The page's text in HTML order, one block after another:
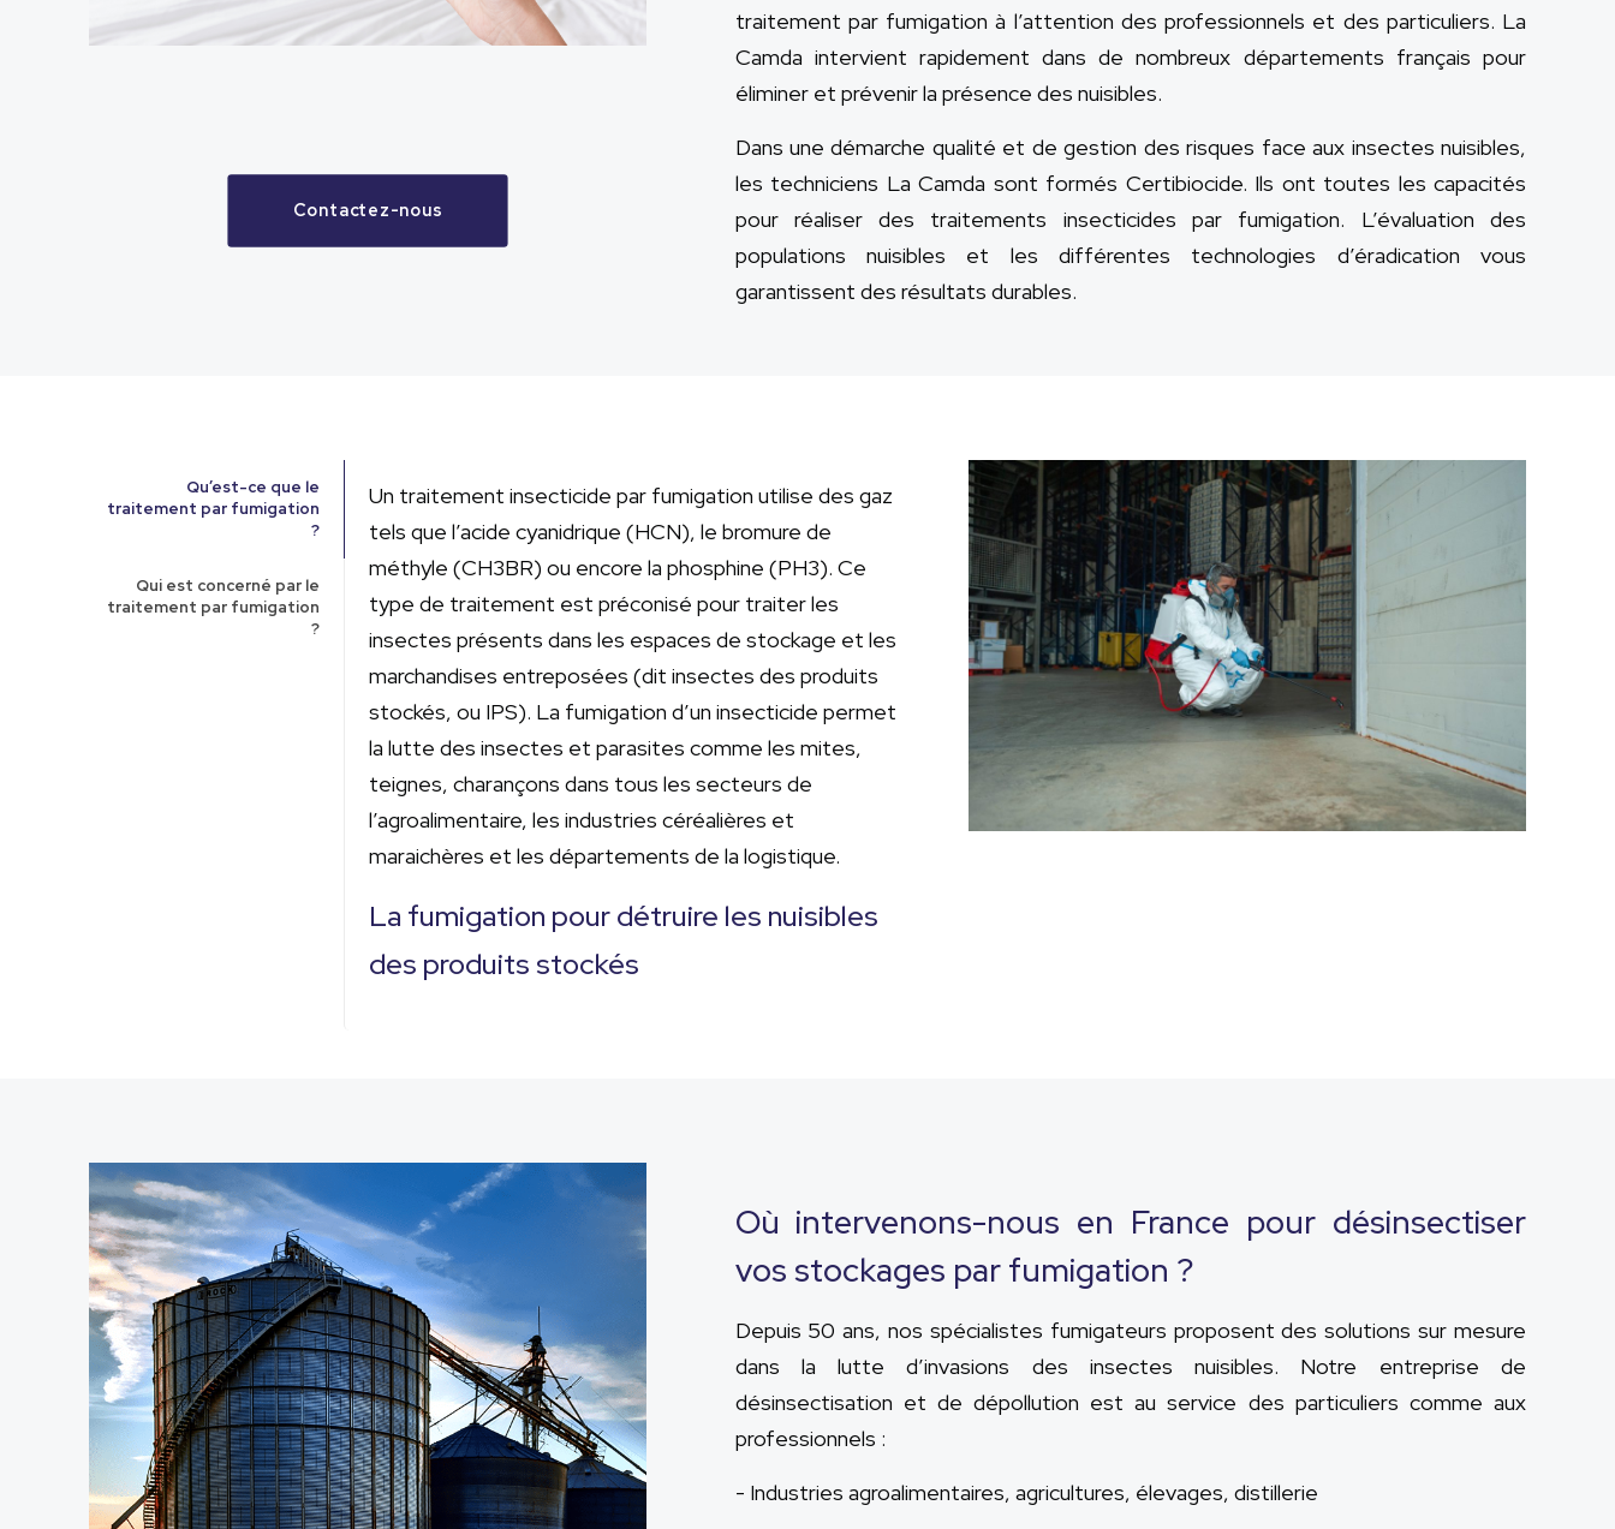
Contactez-nous
traitement par fumigation à l’attention des professionnels et des particuliers. La
Camda intervient rapidement dans de nombreux départements français pour
éliminer et prévenir la présence des nuisibles.
Dans une démarche qualité et de gestion des risques face aux insectes nuisibles,
les techniciens La Camda sont formés Certibiocide. Ils ont toutes les capacités
pour réaliser des traitements insecticides par fumigation. L’évaluation des
populations nuisibles et les différentes technologies d’éradication vous
garantissent des résultats durables.
Qu’est-ce que le
traitement par fumigation
?
Qui est concerné par le
traitement par fumigation
?
Un traitement insecticide par fumigation utilise des gaz
tels que l’acide cyanidrique (HCN), le bromure de
méthyle (CH3BR) ou encore la phosphine (PH3). Ce
type de traitement est préconisé pour traiter les
insectes présents dans les espaces de stockage et les
marchandises entreposées (dit insectes des produits
stockés, ou IPS). La fumigation d’un insecticide permet
la lutte des insectes et parasites comme les mites,
teignes, charançons dans tous les secteurs de
l’agroalimentaire, les industries céréalières et
maraichères et les départements de la logistique.
La fumigation pour détruire les nuisibles
des produits stockés
Où intervenons-nous en France pour désinsectiser
vos stockages par fumigation ?
Depuis 50 ans, nos spécialistes fumigateurs proposent des solutions sur mesure
dans la lutte d’invasions des insectes nuisibles. Notre entreprise de
désinsectisation et de dépollution est au service des particuliers comme aux
professionnels :
- Industries agroalimentaires, agricultures, élevages, distillerie